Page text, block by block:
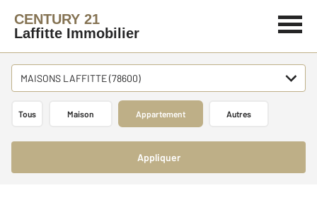
CENTURY 21
Laffitte Immobilier
MAISONS LAFFITTE (78600)
Tous Maison Appartement Autres
Appliquer